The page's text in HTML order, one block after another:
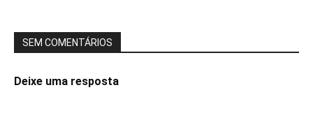
SEM COMENTÁRIOS
Deixe uma resposta